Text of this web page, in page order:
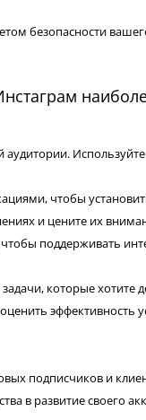
безопасности
аудитории. Используйте
чтобы
и цените их
поддерживать
которые хотите
эффективность
подписчиков и
в развитие своего